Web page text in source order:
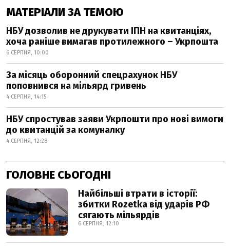
МАТЕРІАЛИ ЗА ТЕМОЮ
НБУ дозволив не друкувати ІПН на квитанціях,
хоча раніше вимагав протилежного – Укрпошта
6 СЕРПНЯ, 10:00
За місяць оборонний спецрахунок НБУ
поповнився на мільярд гривень
4 СЕРПНЯ, 14:15
НБУ спростував заяви Укрпошти про нові вимоги
до квитанцій за комуналку
4 СЕРПНЯ, 12:28
ГОЛОВНЕ СЬОГОДНІ
Найбільші втрати в історії:
збитки Rozetka від ударів РФ
сягають мільярдів
6 СЕРПНЯ, 12:10